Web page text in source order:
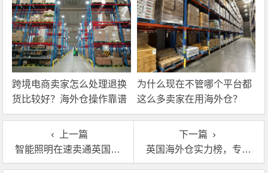
跨境电商卖家怎么处理退换
货比较好？海外仓操作靠谱
吗？
为什么现在不管哪个平台都
这么多卖家在用海外仓？
上一篇
智能照明在速卖通英国站卖的很好？首先你得找个海外仓！
下一篇
英国海外仓实力榜，专业海外仓应该是这样的！